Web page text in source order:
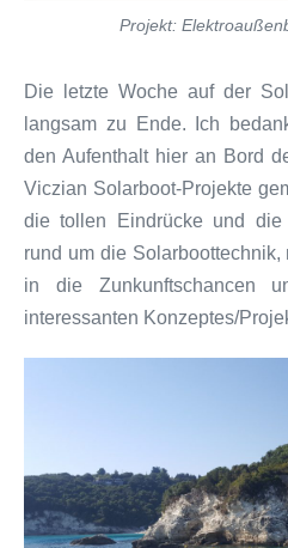
Projekt:
Die letzte Woche auf der
langsam zu Ende. Ich
den Aufenthalt hier an Bord
Viczian Solarboot-Projekte
die tollen Eindrücke und die
rund um die
in die Zunkunftschancen
interessanten Konzeptes/